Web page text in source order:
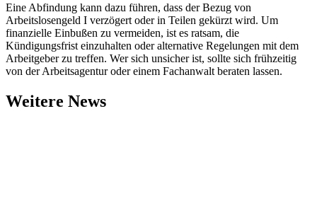
Eine Abfindung kann dazu führen, dass der Bezug von
Arbeitslosengeld I verzögert oder in Teilen gekürzt wird. Um
finanzielle Einbußen zu vermeiden, ist es ratsam, die
Kündigungsfrist einzuhalten oder alternative Regelungen mit dem
Arbeitgeber zu treffen. Wer sich unsicher ist, sollte sich frühzeitig
von der Arbeitsagentur oder einem Fachanwalt beraten lassen.
Weitere News